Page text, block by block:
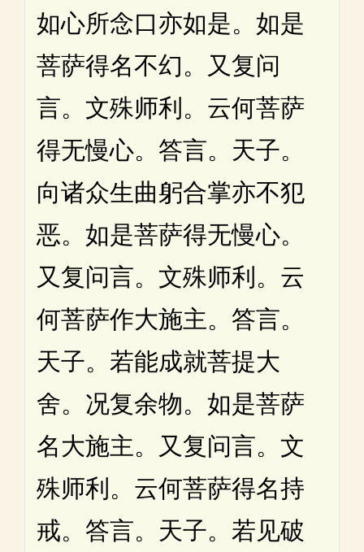
如心所念口亦如是。如是
菩萨得名不幻。又复问
言。文殊师利。云何菩萨
得无慢心。答言。天子。
向诸众生曲躬合掌亦不犯
恶。如是菩萨得无慢心。
又复问言。文殊师利。云
何菩萨作大施主。答言。
天子。若能成就菩提大
舍。况复余物。如是菩萨
名大施主。又复问言。文
殊师利。云何菩萨得名持
戒。答言。天子。若见破